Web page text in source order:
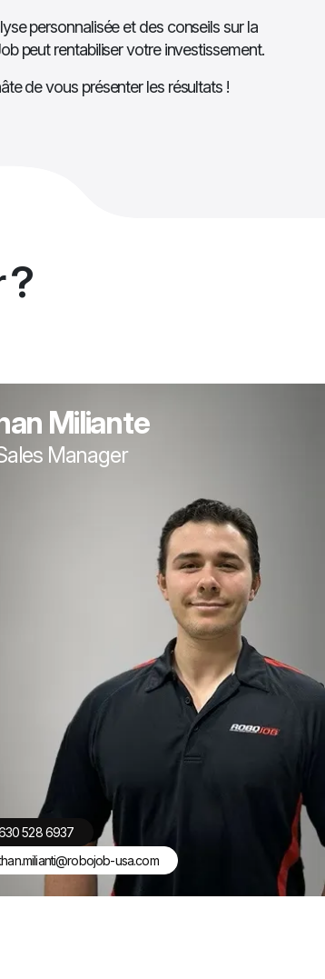
personnalisée et des conseils sur la
peut rentabiliser votre investissement.
de vous présenter les résultats !
?
Miliante
Manager
528 6937
usa.com